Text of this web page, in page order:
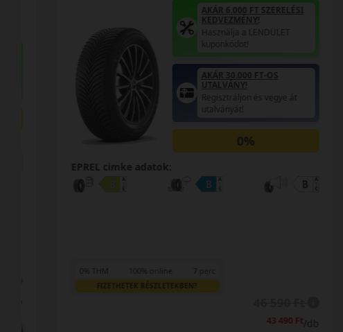
AKÁR 6.000 FT SZERELÉSI
KEDVEZMÉNY!
Használja a LENDÜLET
kuponkódot!
AKÁR 30.000 FT-OS
UTALVÁNY!
Regisztráljon és vegye át
utalványát!
EPREL cimke adatok:
FIZETHETEK RÉSZLETEKBEN?
43 490 Ft/db